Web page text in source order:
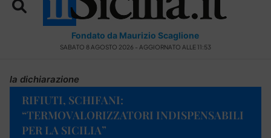
Fondato da Maurizio Scaglione
SABATO 8 AGOSTO 2026 - AGGIORNATO ALLE 11:53
la dichiarazione
RIFIUTI, SCHIFANI:
“TERMOVALORIZZATORI INDISPENSABILI
PER LA SICILIA”